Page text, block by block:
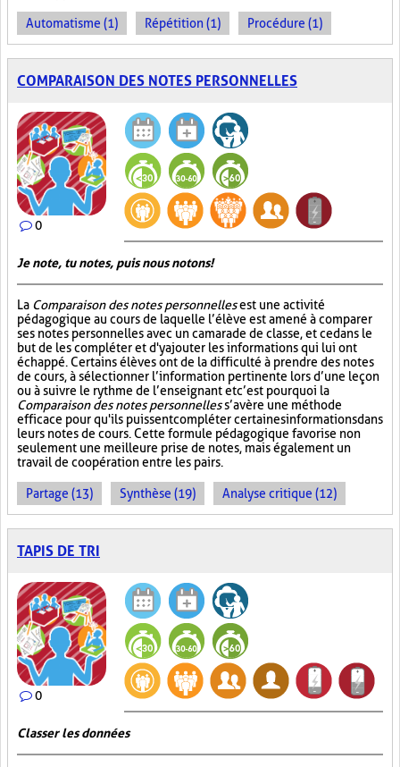
Automatisme (1) Répétition (1) Procédure (1)
COMPARAISON DES NOTES PERSONNELLES
0
Je note, tu notes, puis nous notons!
La Comparaison des notes personnellesest une activité
pédagogique au cours de laquelle l’élève est amené à comparer
ses notes personnelles avec un camarade de classe, et ce dans le
but de les compléter et d'y ajouter les informations qui lui ont
échappé. Certains élèves ont de la difficulté à prendre des notes
de cours, à sélectionner l’information pertinente lors d’une leçon
ou à suivre le rythme de l’enseignant et c’est pourquoi la
Comparaison des notes personnelless’avère une méthode
efficace pour qu'ils puissent compléter certaines informations dans
leurs notes de cours. Cette formule pédagogique favorise non
seulement une meilleure prise de notes, mais également un
travail de coopération entre les pairs.
Partage (13) Synthèse (19) Analyse critique (12)
TAPIS DE TRI
0
Classer les données